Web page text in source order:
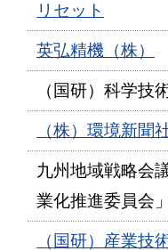
リセット
英弘精機（株）
（国研）科学技
（株）環境新聞
九州地域戦略会
業化推進委員会
（国研）産業技